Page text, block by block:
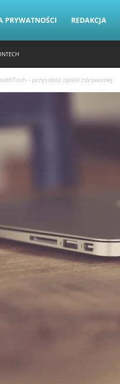
PRYWATNOŚCI REDAKCJA
– przyszłość opieki zdrowotnej